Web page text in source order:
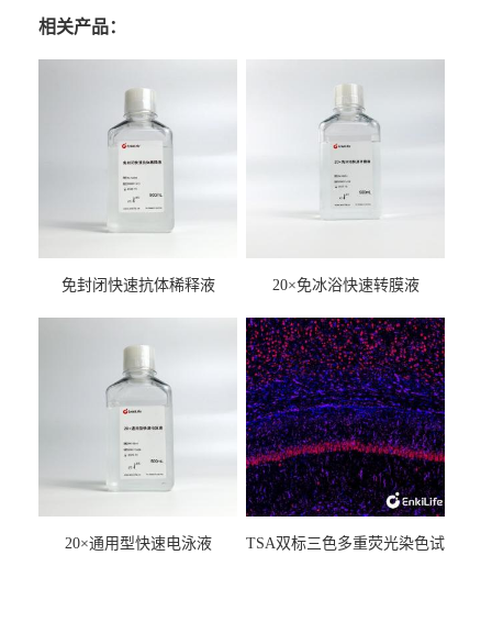
相关产品：
免封闭快速抗体稀释液 20×免冰浴快速转膜液
20×通用型快速电泳液
TSA双标三色多重荧光染色试